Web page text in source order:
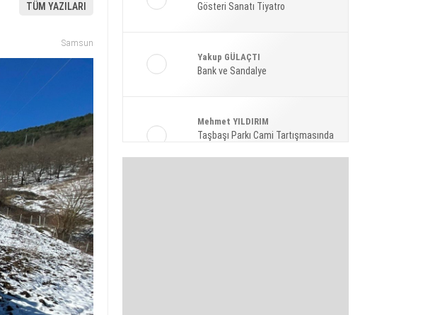
Ekonomi
TÜM YAZILARI
Samsun
Gösteri Sanatı Tiyatro
Yakup GÜLAÇTI
Bank ve Sandalye
Mehmet YILDIRIM
Taşbaşı Parkı Cami Tartışmasında